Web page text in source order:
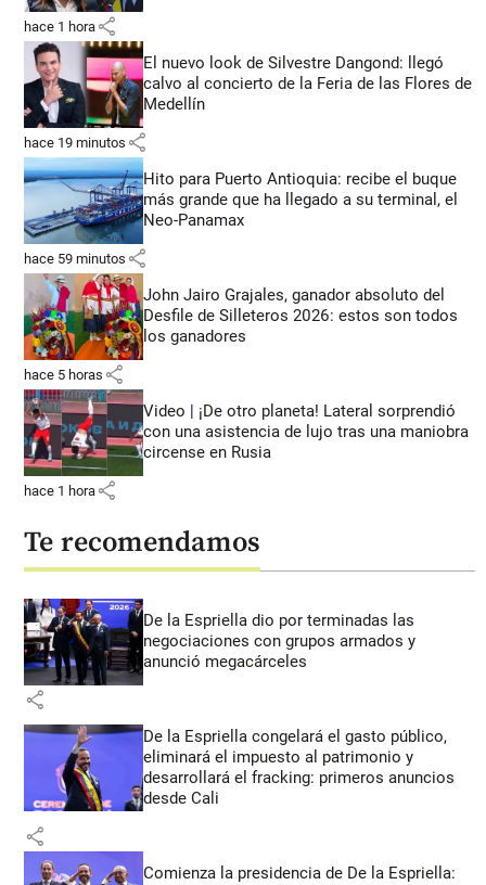
hace 1 hora share
El nuevo look de Silvestre Dangond: llegó
calvo al concierto de la Feria de las Flores de
Medellín
hace 19 minutos share
Hito para Puerto Antioquia: recibe el buque
más grande que ha llegado a su terminal, el
Neo-Panamax
hace 59 minutos share
John Jairo Grajales, ganador absoluto del
Desfile de Silleteros 2026: estos son todos
los ganadores
hace 5 horas share
Video | ¡De otro planeta! Lateral sorprendió
con una asistencia de lujo tras una maniobra
circense en Rusia
hace 1 hora share
Te recomendamos
De la Espriella dio por terminadas las
negociaciones con grupos armados y
anunció megacárceles
share
De la Espriella congelará el gasto público,
eliminará el impuesto al patrimonio y
desarrollará el fracking: primeros anuncios
desde Cali
share
Comienza la presidencia de De la Espriella: